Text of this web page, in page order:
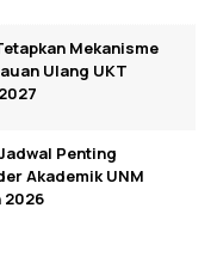
Mekanisme
Ulang UKT
Penting
Akademik UNM
2026